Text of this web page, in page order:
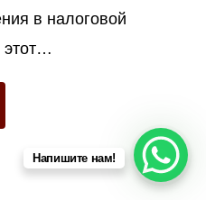
в налоговой
этот…
Напишите нам!